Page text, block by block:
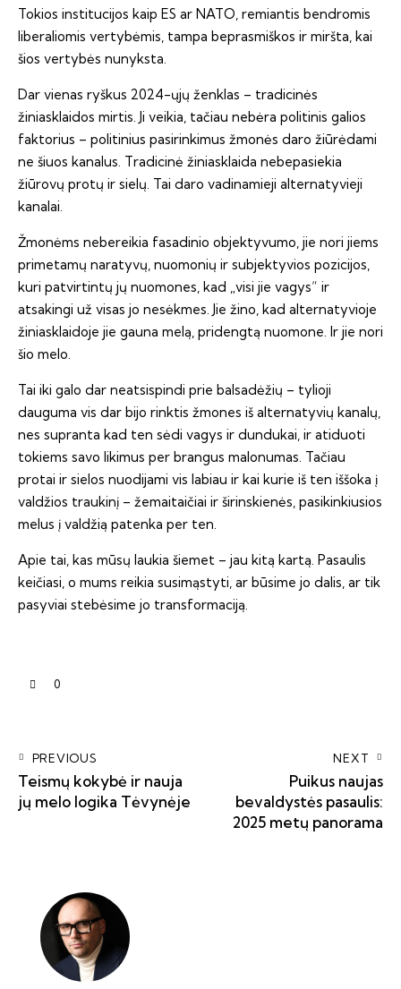
Tokios institucijos kaip ES ar NATO, remiantis bendromis
liberaliomis vertybėmis, tampa beprasmiškos ir miršta, kai
šios vertybės nunyksta.
Dar vienas ryškus 2024-ųjų ženklas – tradicinės
žiniasklaidos mirtis. Ji veikia, tačiau nebėra politinis galios
faktorius – politinius pasirinkimus žmonės daro žiūrėdami
ne šiuos kanalus. Tradicinė žiniasklaida nebepasiekia
žiūrovų protų ir sielų. Tai daro vadinamieji alternatyvieji
kanalai.
Žmonėms nebereikia fasadinio objektyvumo, jie nori jiems
primetamų naratyvų, nuomonių ir subjektyvios pozicijos,
kuri patvirtintų jų nuomones, kad „visi jie vagys“ ir
atsakingi už visas jo nesėkmes. Jie žino, kad alternatyvioje
žiniasklaidoje jie gauna melą, pridengtą nuomone. Ir jie nori
šio melo.
Tai iki galo dar neatsispindi prie balsadėžių – tylioji
dauguma vis dar bijo rinktis žmones iš alternatyvių kanalų,
nes supranta kad ten sėdi vagys ir dundukai, ir atiduoti
tokiems savo likimus per brangus malonumas. Tačiau
protai ir sielos nuodijami vis labiau ir kai kurie iš ten iššoka į
valdžios traukinį – žemaitaičiai ir širinskienės, pasikinkiusios
melus į valdžią patenka per ten.
Apie tai, kas mūsų laukia šiemet – jau kitą kartą. Pasaulis
keičiasi, o mums reikia susimąstyti, ar būsime jo dalis, ar tik
pasyviai stebėsime jo transformaciją.
0
PREVIOUS
Teismų kokybė ir nauja
jų melo logika Tėvynėje
NEXT
Puikus naujas
bevaldystės pasaulis:
2025 metų panorama